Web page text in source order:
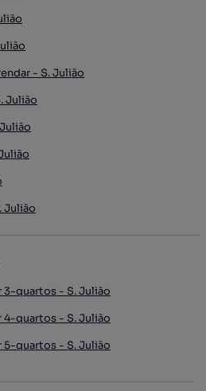
- S. Julião
Julião
Julião
3-quartos - S. Julião
4-quartos - S. Julião
5-quartos - S. Julião